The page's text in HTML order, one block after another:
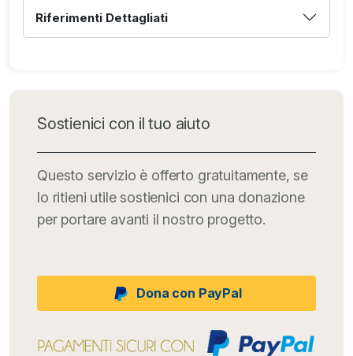
Riferimenti Dettagliati
Sostienici con il tuo aiuto
Questo servizio è offerto gratuitamente, se
lo ritieni utile sostienici con una donazione
per portare avanti il nostro progetto.
Dona con PayPal